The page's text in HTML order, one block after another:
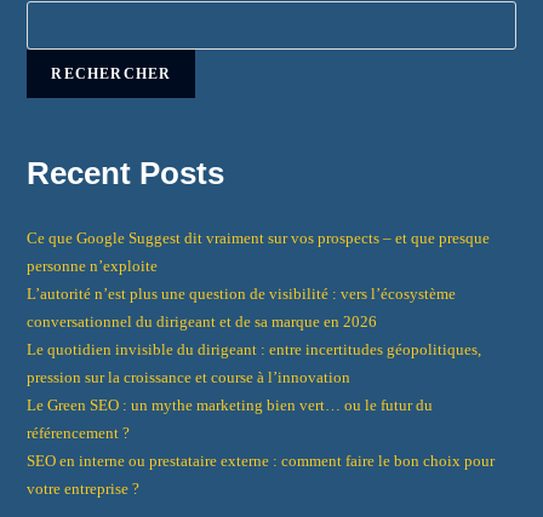
RECHERCHER
Recent Posts
Ce que Google Suggest dit vraiment sur vos prospects – et que presque
personne n’exploite
L’autorité n’est plus une question de visibilité : vers l’écosystème
conversationnel du dirigeant et de sa marque en 2026
Le quotidien invisible du dirigeant : entre incertitudes géopolitiques,
pression sur la croissance et course à l’innovation
Le Green SEO : un mythe marketing bien vert… ou le futur du
référencement ?
SEO en interne ou prestataire externe : comment faire le bon choix pour
votre entreprise ?